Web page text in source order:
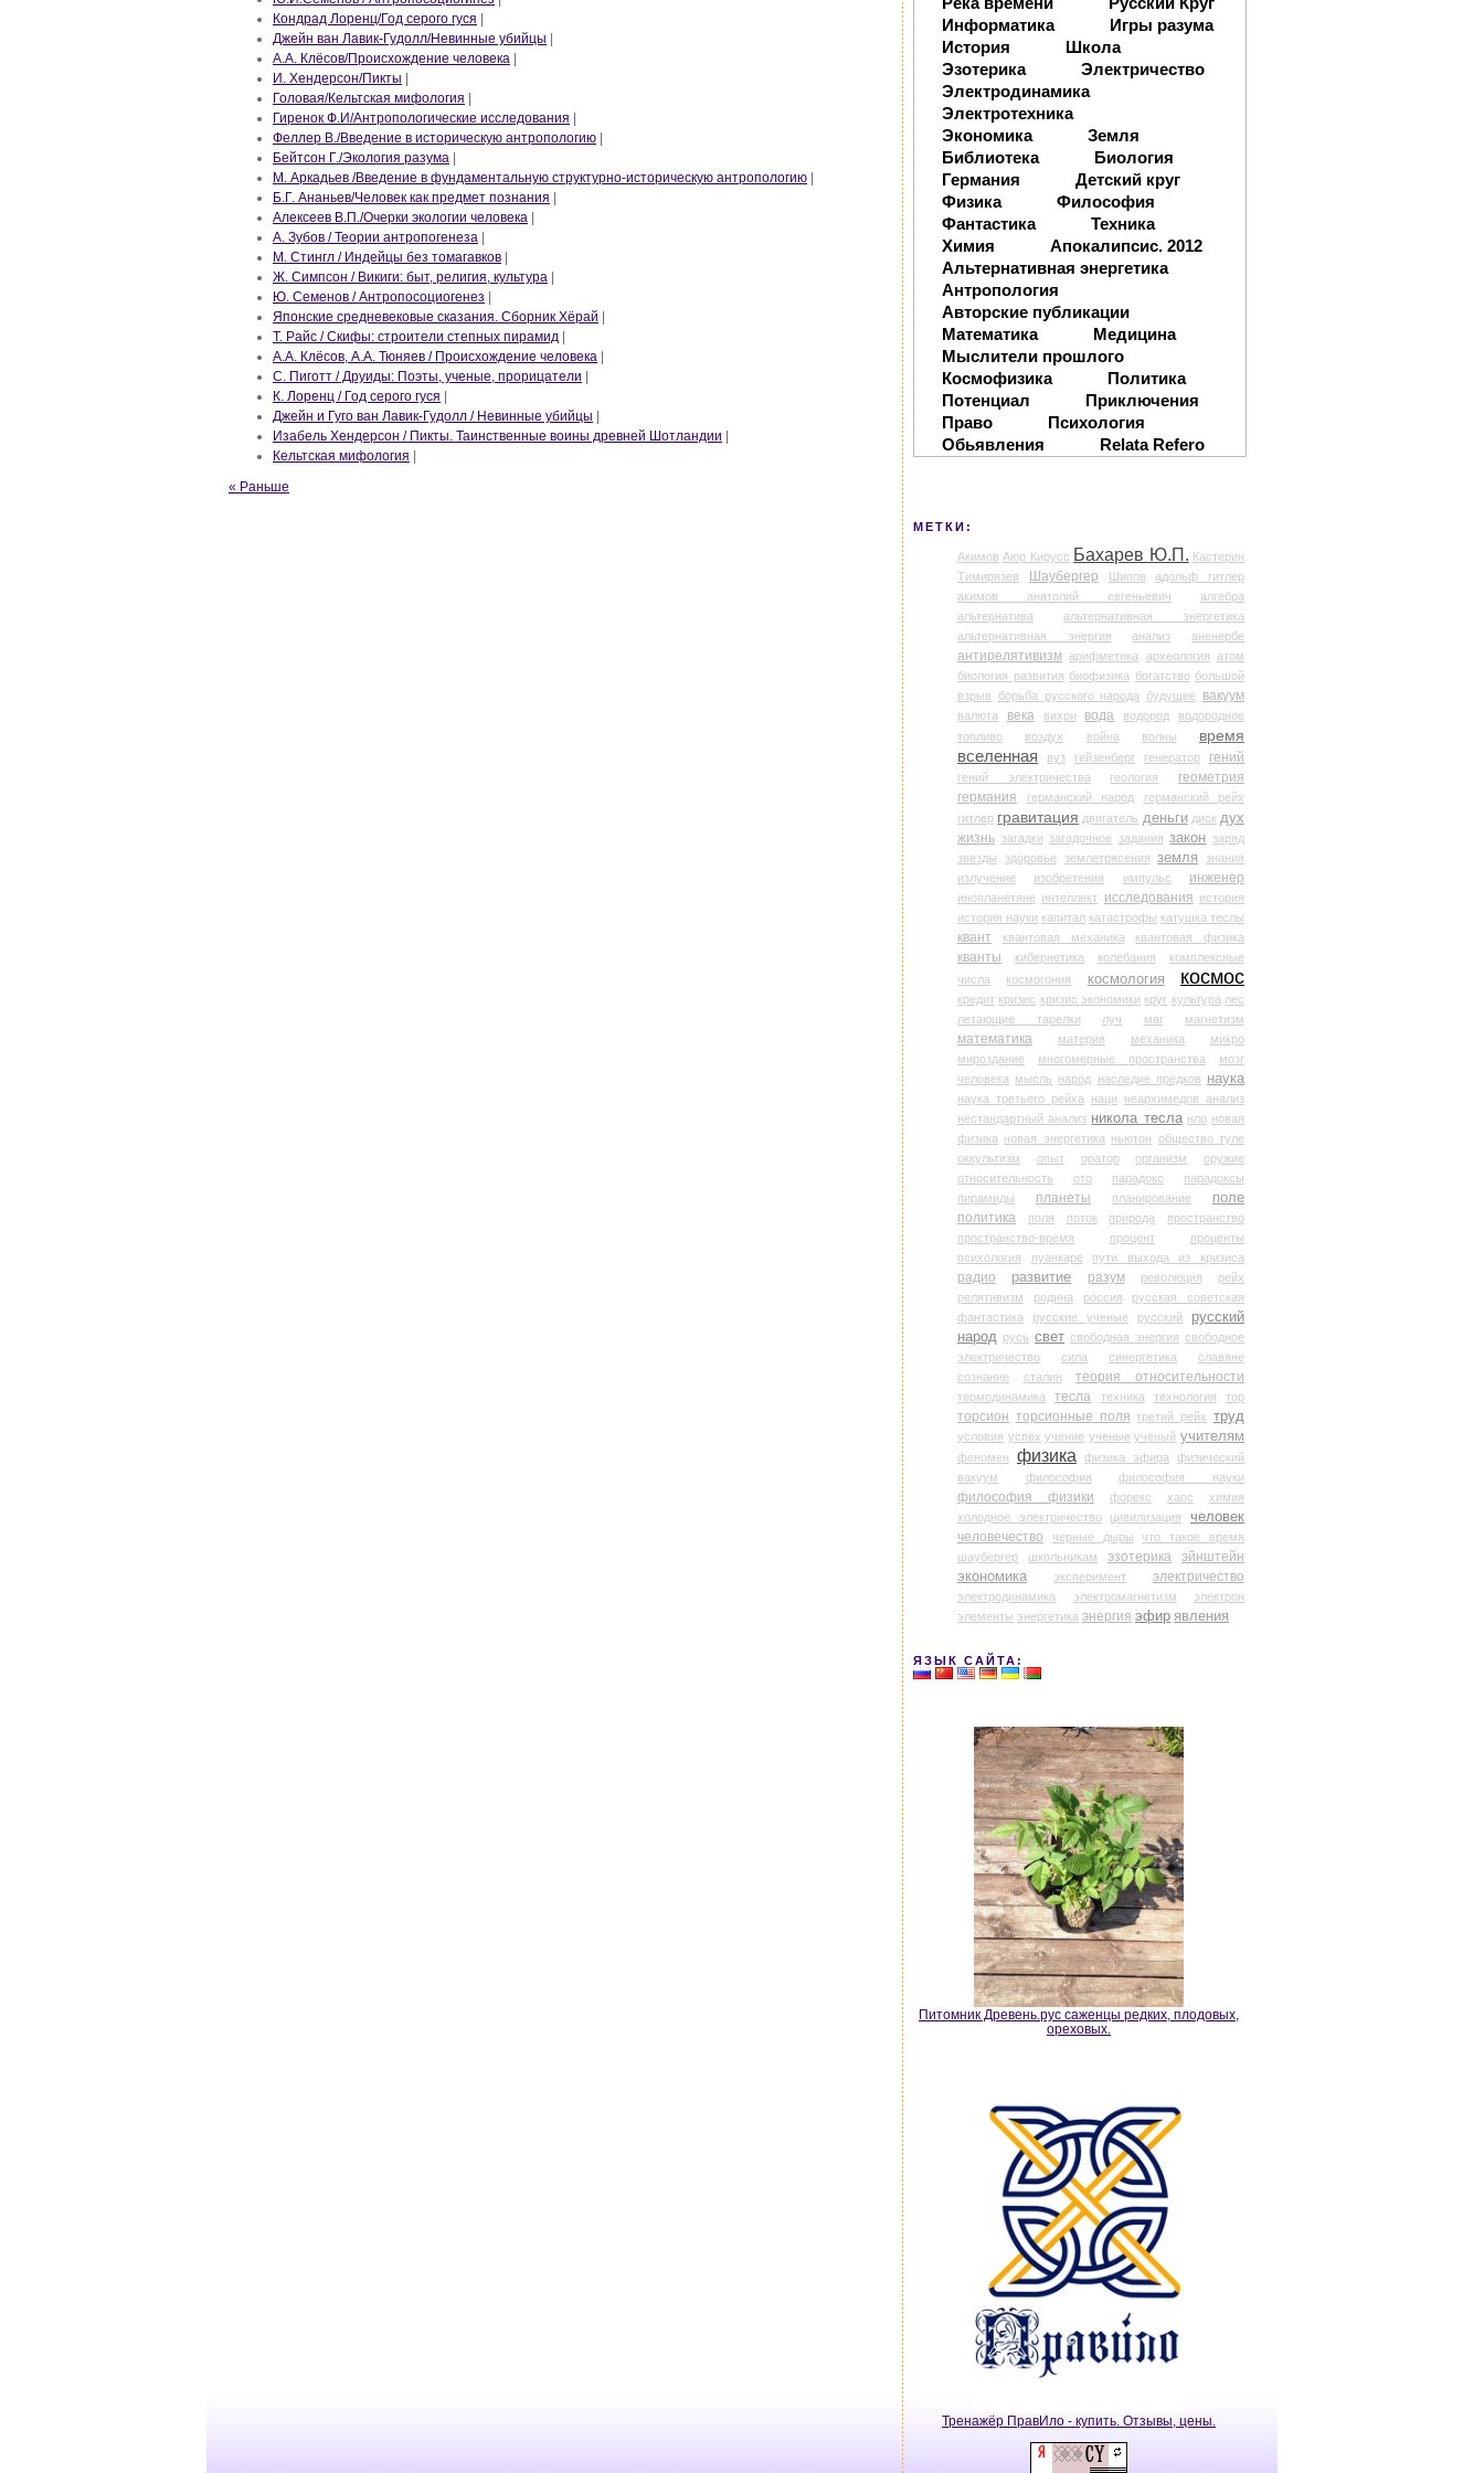
Кондрад Лоренц/Год серого гуся
Джейн ван Лавик-Гудолл/Невинные убийцы
А.А. Клёсов/Происхождение человека
И. Хендерсон/Пикты
Головая/Кельтская мифология
Гиренок Ф.И/Антропологические исследования
Феллер В./Введение в историческую антропологию
Бейтсон Г./Экология разума
М. Аркадьев /Введение в фундаментальную структурно-историческую антропологию
Б.Г. Ананьев/Человек как предмет познания
Алексеев В.П./Очерки экологии человека
А. Зубов / Теории антропогенеза
М. Стингл / Индейцы без томагавков
Ж. Симпсон / Викиги: быт, религия, культура
Ю. Семенов / Антропосоциогенез
Японские средневековые сказания. Сборник Хёрай
Т. Райс / Скифы: строители степных пирамид
А.А. Клёсов, А.А. Тюняев / Происхождение человека
С. Пиготт / Друиды: Поэты, ученые, прорицатели
К. Лоренц / Год серого гуся
Джейн и Гуго ван Лавик-Гудолл / Невинные убийцы
Изабель Хендерсон / Пикты. Таинственные воины древней Шотландии
Кельтская мифология
« Раньше
Информатика
Игры разума
История
Школа
Эзотерика
Электричество
Электродинамика
Электротехника
Экономика
Земля
Библиотека
Биология
Германия
Детский круг
Физика
Философия
Фантастика
Техника
Химия
Апокалипсис. 2012
Альтернативная энергетика
Антропология
Авторские публикации
Математика
Медицина
Мыслители прошлого
Космофизика
Политика
Потенциал
Приключения
Право
Психология
Обьявления
Relata Refero
МЕТКИ:
Акимов Аюр Кирусс Бахарев Ю.П. Кастерин
Тимирязев
Шаубергер Шипов
адольф гитлер
акимов анатолий евгеньевич
алгебра
альтернатива
альтернативная энергетика
альтернативная энергия
анализ аненербе
антирелятивизм арифметика археология атом
биология развития биофизика богатство большой
взрыв
борьба русского народа будущее вакуум
валюта века вихри вода водород
водородное
топливо
воздух война волны
время
вселенная
вуз гейзенберг генератор гений
гений электричества геология
геометрия
германия
германский народ
германский рейх
гитлер гравитация двигатель деньги диск дух
жизнь загадки загадочное задания закон заряд
звезды
здоровье землетрясения земля
знания
излучение
изобретения импульс инженер
инопланетяне интеллект исследования история
история науки капитал катастрофы катушка теслы
квант квантовая механика квантовая физика
кванты кибернетика колебания
комплексные
числа
космогония космология космос
кредит кризис кризис экономики круг культура лес
летающие тарелки
луч маг магнетизм
математика материя механика
микро
мироздание
многомерные пространства
мозг
человека мысль народ наследие предков наука
наука третьего рейха наци
неархимедов анализ
нестандартный анализ никола тесла нло новая
физика новая энергетика ньютон общество туле
оккультизм
опыт оратор организм
оружие
относительность
ото парадокс
парадоксы
пирамиды
планеты планирование
поле
политика
поля поток природа
пространство
пространство-время
процент
проценты
психология
пуанкаре пути выхода из кризиса
радио развитие разум революция
рейх
релятивизм
родина россия
русская советская
фантастика
русские ученые русский
русский
народ русь свет свободная энергия свободное
электричество
сила синергетика
славяне
сознание
сталин теория относительности
термодинамика тесла техника технология тор
торсион торсионные поля третий рейх труд
условия успех учение ученые ученый учителям
феномен физика физика эфира
физический
вакуум
философия философия науки
философия физики форекс хаос
химия
холодное электричество
цивилизация человек
человечество черные дыры
что такое время
шаубергер
школьникам эзотерика
эйнштейн
экономика
эксперимент электричество
электродинамика электромагнетизм
электрон
элементы энергетика энергия эфир явления
ЯЗЫК САЙТА:
Питомник Древень.рус саженцы редких, плодовых,
ореховых.
Тренажёр ПравИло - купить. Отзывы, цены.